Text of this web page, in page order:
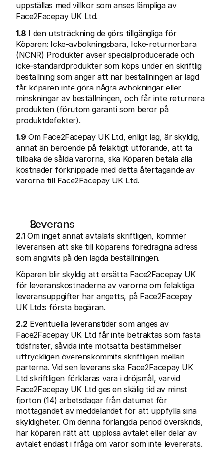
uppställas med villkor som anses lämpliga av
Face2Facepay UK Ltd.
1.8 I den utsträckning de görs tillgängliga för
Köparen: Icke-avbokningsbara, Icke-returnerbara
(NCNR) Produkter avser specialproducerade och
icke-standardprodukter som köps under en skriftlig
beställning som anger att när beställningen är lagd
får köparen inte göra några avbokningar eller
minskningar av beställningen, och får inte returnera
produkten (förutom garanti som beror på
produktdefekter).
1.9 Om Face2Facepay UK Ltd, enligt lag, är skyldig,
annat än beroende på felaktigt utförande, att ta
tillbaka de sålda varorna, ska Köparen betala alla
kostnader förknippade med detta återtagande av
varorna till Face2Facepay UK Ltd.
Leverans
2.1 Om inget annat avtalats skriftligen, kommer
leveransen att ske till köparens föredragna adress
som angivits på den lagda beställningen.
Köparen blir skyldig att ersätta Face2Facepay UK
för leveranskostnaderna av varorna om felaktiga
leveransuppgifter har angetts, på Face2Facepay
UK Ltd:s första begäran.
2.2 Eventuella leveranstider som anges av
Face2Facepay UK Ltd får inte betraktas som fasta
tidsfrister, såvida inte motsatta bestämmelser
uttryckligen överenskommits skriftligen mellan
parterna. Vid sen leverans ska Face2Facepay UK
Ltd skriftligen förklaras vara i dröjsmål, varvid
Face2Facepay UK Ltd ges en skälig tid av minst
fjorton (14) arbetsdagar från datumet för
mottagandet av meddelandet för att uppfylla sina
skyldigheter. Om denna förlängda period överskrids,
har köparen rätt att upplösa avtalet eller delar av
avtalet endast i fråga om varor som inte levererats.